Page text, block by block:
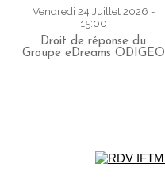
Vendredi 24 Juillet 2026 -
15:00
Droit de réponse du
Groupe eDreams ODIGEO